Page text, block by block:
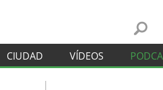
CIUDAD VÍDEOS